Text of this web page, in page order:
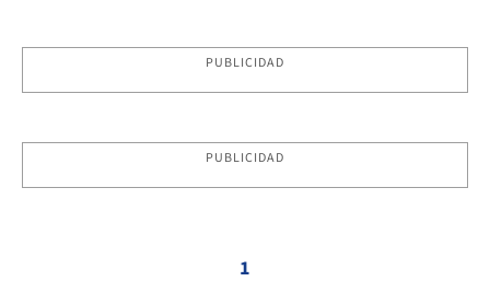
PUBLICIDAD
PUBLICIDAD
1